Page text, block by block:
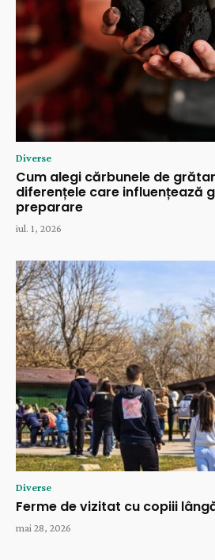
Diverse
Cum alegi cărbunele de
diferențele care influențează
preparare
iul. 1, 2026
Diverse
Ferme de vizitat cu copiii
mai 28, 2026